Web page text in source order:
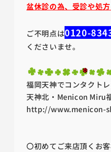
盆休診の為、受診や処
ご不明点は0120-
くださいませ。
福岡天神でコンタクト
天神北・Menicon Miru
http://www.menicon-
〇初めてご来店頂くお